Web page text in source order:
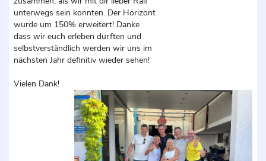
unterwegs sein konnten. Der Horizont
wurde um 150% erweitert! Danke
dass wir euch erleben durften und
selbstverständlich werden wir uns im
nächsten Jahr definitiv wieder sehen!
Vielen Dank!